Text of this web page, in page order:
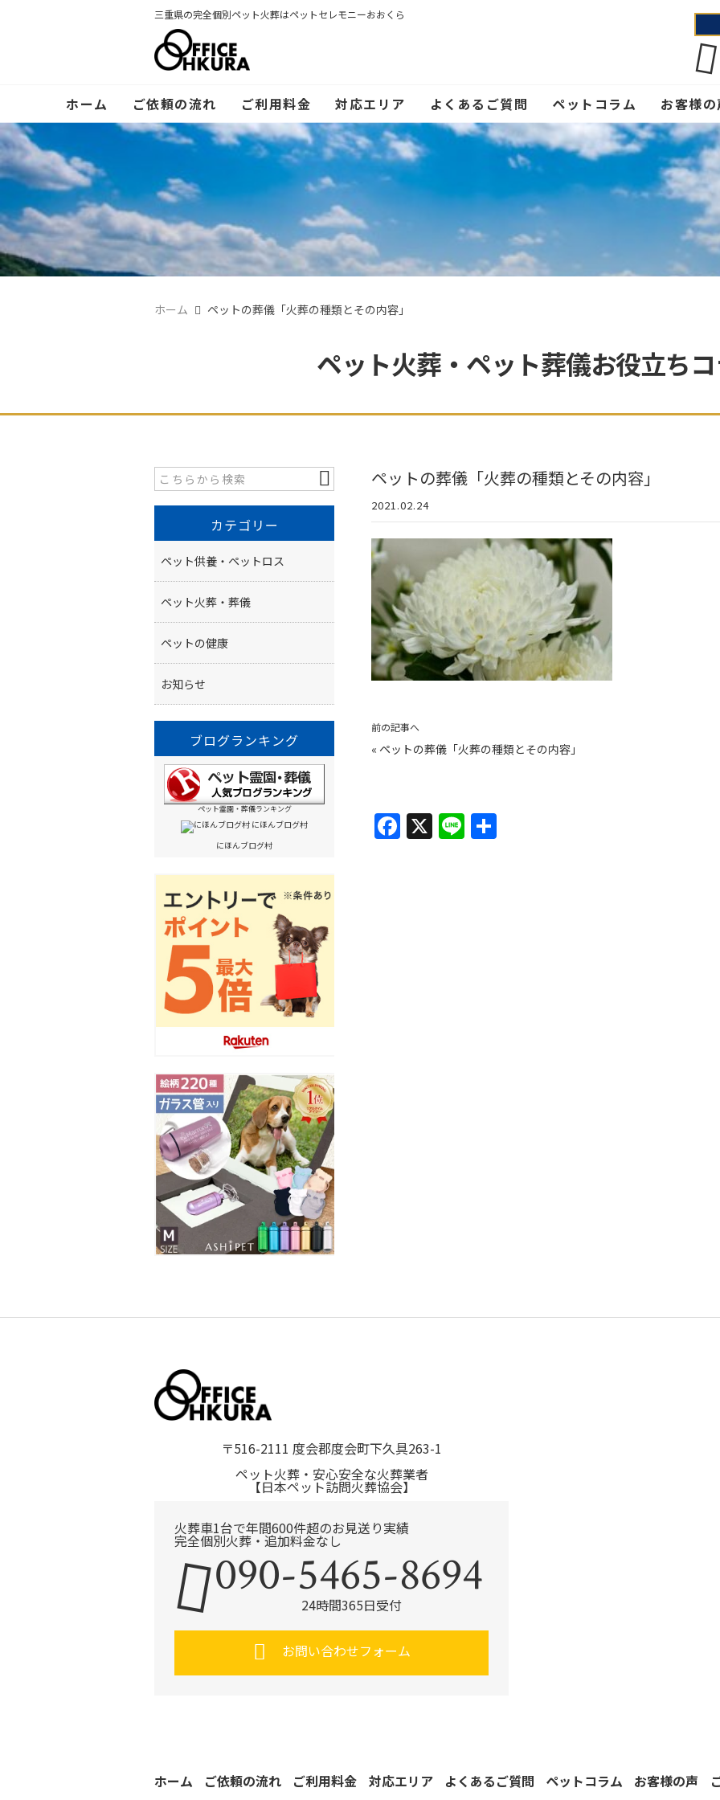
三重県の完全個別ペット火葬はペットセレモニーおおくら
ホーム ご依頼の流れ ご利用料金 対応エリア よくあるご質問 ペットコラム お客様
ホーム ペットの葬儀「火葬の種類とその内容」
ペット火葬・ペット葬儀お役立ち
ペットの葬儀「火葬の種類とその内容」
2021.02.24
前の記事へ
« ペットの葬儀「火葬の種類とその内容」
F X Li
カテゴリー
ペット供養・ペットロス
ペット火葬・葬儀
ペットの健康
お知らせ
ブログランキング
ペット霊園・葬儀ランキング
にほんブログ村
〒516-2111 度会郡度会町下久具263-1
ペット火葬・安心安全な火葬業者
【日本ペット訪問火葬協会】
火葬車1台で年間600件超のお見送り実績
完全個別火葬・追加料金なし
090-5465-8694
24時間365日受付
お問い合わせフォーム
ホーム ご依頼の流れ ご利用料金 対応エリア よくあるご質問 ペットコラム お客様の声